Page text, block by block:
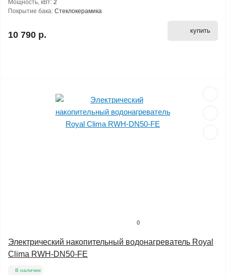
Мощность, кВт: 2
Покрытие бака: Стеклокерамика
10 790 р. купить
0
Электрический накопительный водонагреватель Royal
Clima RWH-DN50-FE
В наличии